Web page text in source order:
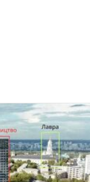
80-метровим
будівництва